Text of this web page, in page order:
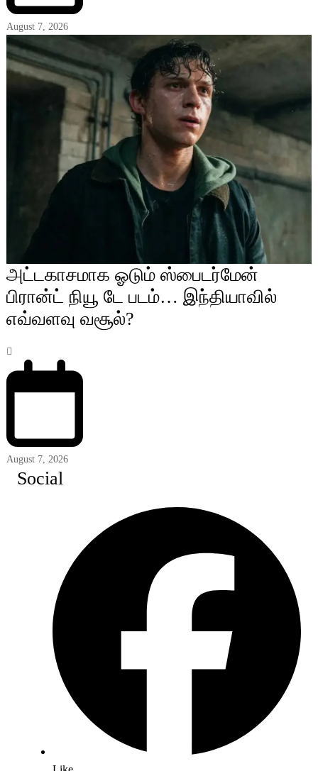
August 7, 2026
அட்டகாசமாக ஓடும் ஸ்பைடர்மேன்
பிரான்ட் நியூ டே படம்… இந்தியாவில்
எவ்வளவு வசூல்?
August 7, 2026
Social